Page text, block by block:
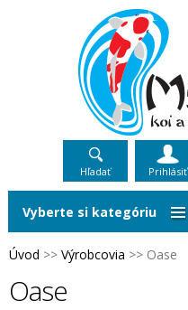
Hľadať Prihlásiť
Úvod >> Výrobcovia >> Oase
Oase
Vyberte si kategóriu